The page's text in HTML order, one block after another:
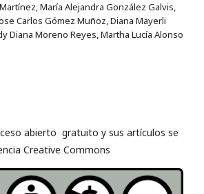
María Alejandra González Galvis,
Carlos Gómez Muñoz, Diana Mayerli
Diana Moreno Reyes, Martha Lucía Alonso
abierto gratuito y sus artículos se
Creative Commons